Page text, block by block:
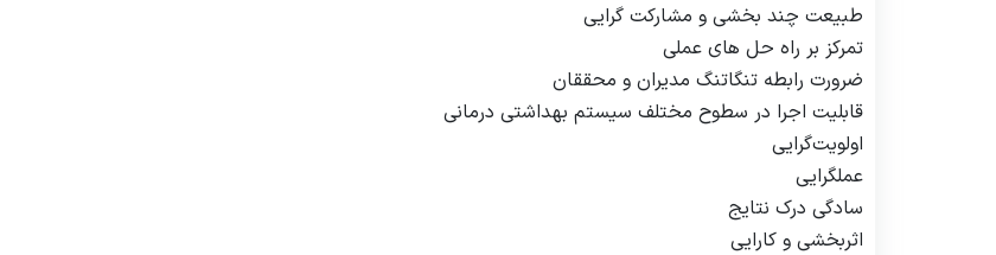
طبیعت چند بخشی و مشارکت گرایی
تمرکز بر راه حل های عملی
ضرورت رابطه تنگاتنگ مدیران و محققان
قابلیت اجرا در سطوح مختلف سیستم بهداشتی درمانی
اولویت‌گرایی
عملگرایی
سادگی درک نتایج
اثربخشی و کارایی